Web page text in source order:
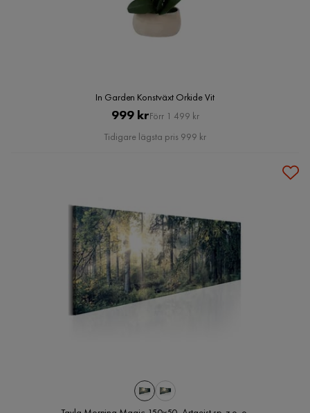
In Garden Konstväxt Orkide Vit
Pris
999 kr Original
Pris
Förr 1 499 kr
Tidigare lägsta pris 999 kr